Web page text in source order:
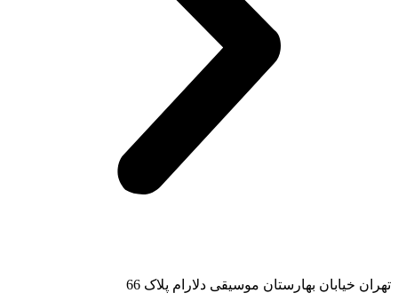
تهران خیابان بهارستان موسیقی دلارام پلاک 66